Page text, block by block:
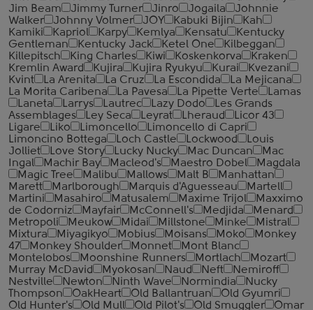
Jim Beam
Jimmy Turner Jinro Jogaila
Johnnie
Walker
Johnny Volmer JOY Kabuki Bijin
Kah
Kamiki
Kapriol Karpy Kemlya Kensatu
Kentucky
Gentleman
Kentucky Jack Ketel One
Kilbeggan
Killepitsch
King Charles Kiwi Koskenkorva
Kraken
Kremlin Award
Kujira Kujira Ryukyu Kurai
Kvezani
Kvint
La Arenita La Cruz La Escondida
La Mejicana
La Morita Caribena
La Pavesa La Pipette Verte
Lamas
Laneta
Larrys Lautrec Lazy Dodo
Les Grands
Assemblages
Ley Seca Leyrat Lheraud
Licor 43
Ligare
Liko Limoncello
Limoncello di Capri
Limoncino Bottega
Loch Castle Lockwood
Louis
Jolliet
Love Story Lucky Nucky Mac Duncan
Mac
Ingal
Machir Bay Macleod's Maestro Dobel
Magdala
Magic Tree
Malibu Mallows Malt B
Manhattan
Marett
Marlborough Marquis d'Aguesseau
Martell
Martini
Masahiro Matusalem Maxime Trijol
Maxximo
de Codorniz
Mayfair McConnell's Medjida
Menard
Metropoli
Meukow Midai Millstone Minke
Mistral
Mixtura
Miyagikyo Mobius Moisans Moko
Monkey
47
Monkey Shoulder Monnet
Mont Blanc
Montelobos
Moonshine Runners Mortlach
Mozart
Murray McDavid
Myokosan Naud Neft
Nemiroff
Nestville
Newton Ninth Wave Normindia
Nucky
Thompson
OakHeart Old Ballantruan
Old Gyumri
Old Hunter's
Old Mull Old Pilot's Old Smuggler
Omar